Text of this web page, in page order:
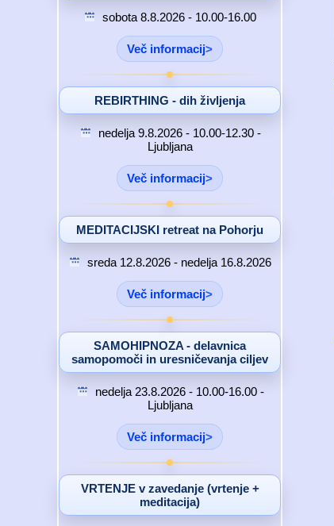
sobota 8.8.2026 - 10.00-16.00
Več informacij
REBIRTHING - dih življenja
nedelja 9.8.2026 - 10.00-12.30 -
Ljubljana
Več informacij
MEDITACIJSKI retreat na Pohorju
sreda 12.8.2026 - nedelja 16.8.2026
Več informacij
SAMOHIPNOZA - delavnica
samopomoči in uresničevanja ciljev
nedelja 23.8.2026 - 10.00-16.00 -
Ljubljana
Več informacij
VRTENJE v zavedanje (vrtenje +
meditacija)